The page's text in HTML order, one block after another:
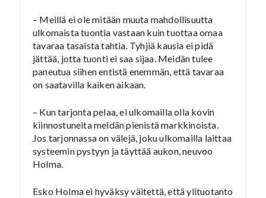
– Meillä ei ole mitään muuta mahdollisuutta
ulkomaista tuontia vastaan kuin tuottaa omaa
tavaraa tasaista tahtia. Tyhjiä kausia ei pidä
jättää, jotta tuonti ei saa sijaa. Meidän tulee
paneutua siihen entistä enemmän, että tavaraa
on saatavilla kaiken aikaan.
– Kun tarjonta pelaa, ei ulkomailla olla kovin
kiinnostuneita meidän pienistä markkinoista.
Jos tarjonnassa on välejä, joku ulkomailla laittaa
systeemin pystyyn ja täyttää aukon, neuvoo
Holma.
Esko Holma ei hyväksy väitettä, että ylituotanto